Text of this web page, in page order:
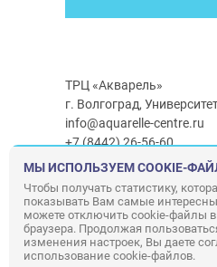
ТРЦ «Акварель»
г. Волгоград,
info@aquarelle-centre.ru
+7 (8442) 26-56-60
Часы работы ТРЦ: с
Часы работы г/м Ашан:
Часы работыг/м
Правила посещения ТРЦ
МЫ ИСПОЛЬЗУЕМ COOKIE-
Чтобы получать статистику,
показывать Вам самые
можете отключить cookie-файлы
браузера. Продолжая
изменения настроек, Вы даете
использование cookie-файлов.